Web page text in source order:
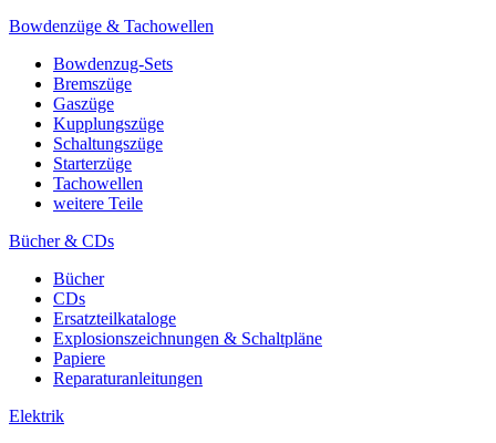
Bowdenzüge & Tachowellen
Bowdenzug-Sets
Bremszüge
Gaszüge
Kupplungszüge
Schaltungszüge
Starterzüge
Tachowellen
weitere Teile
Bücher & CDs
Bücher
CDs
Ersatzteilkataloge
Explosionszeichnungen & Schaltpläne
Papiere
Reparaturanleitungen
Elektrik